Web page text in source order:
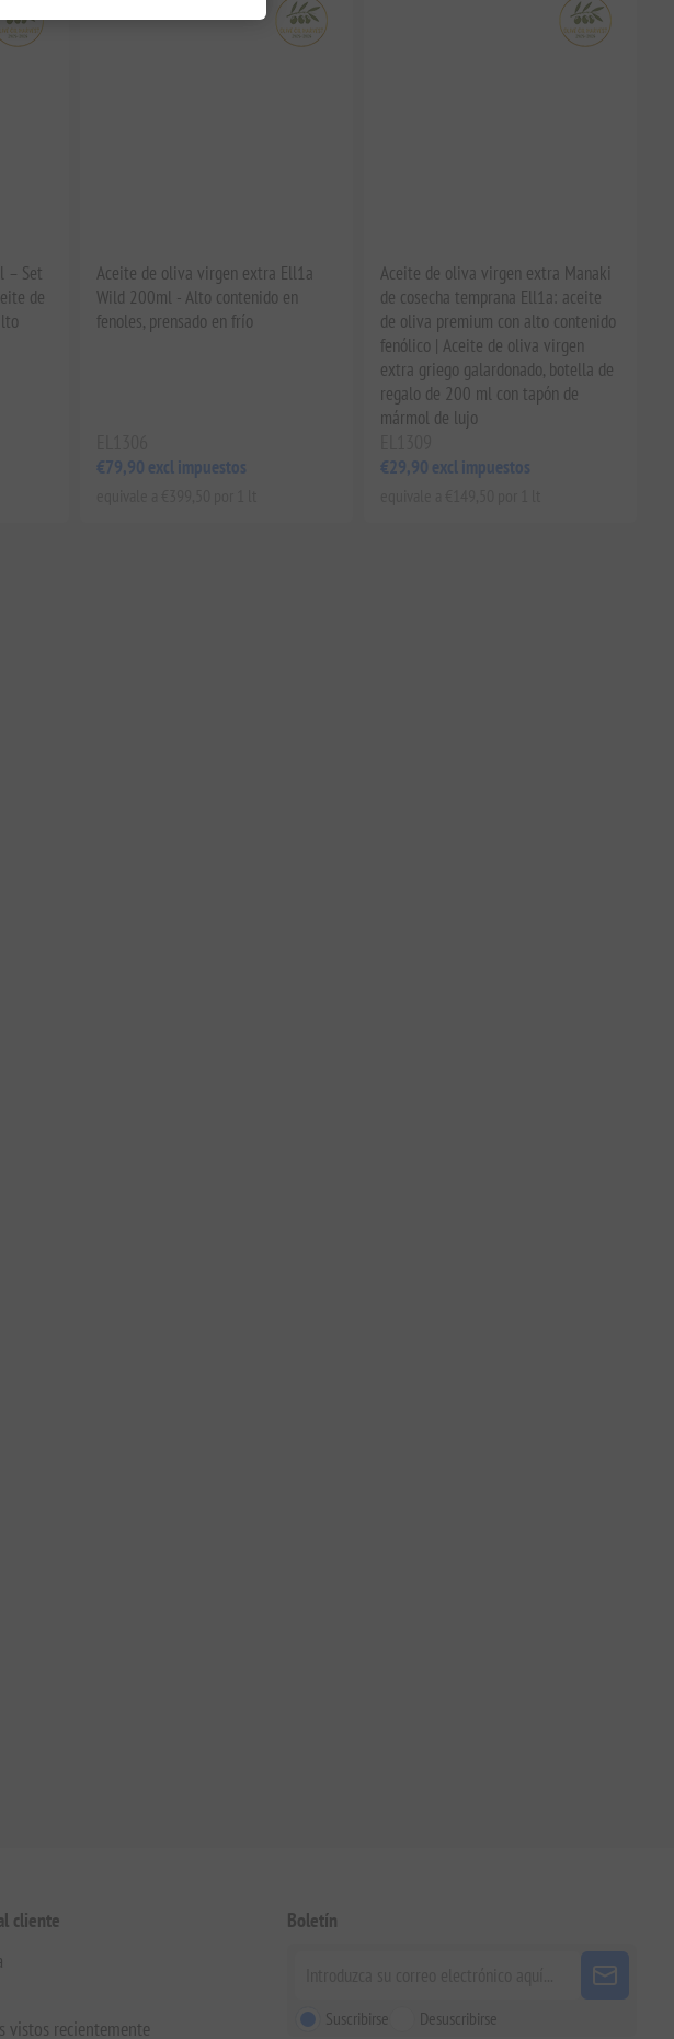
– Set
de
Aceite de oliva virgen extra Ell1a
Wild 200ml - Alto contenido en
fenoles, prensado en frío
€79,90 excl impuestos
Aceite de oliva virgen extra Manaki
de cosecha temprana Ell1a: aceite
de oliva premium con alto contenido
fenólico | Aceite de oliva virgen
extra griego galardonado, botella de
regalo de 200 ml con tapón de
mármol de lujo
€29,90 excl impuestos
cliente
vistos recientemente
Boletín
Suscribirse Desuscribirse